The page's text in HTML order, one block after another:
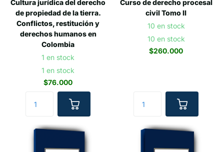
Cultura jurídica del derecho
de propiedad de la tierra.
Conflictos, restitución y
derechos humanos en
Colombia
1 en stock
1 en stock
$76.000
Curso de derecho procesal
civil Tomo II
10 en stock
10 en stock
$260.000